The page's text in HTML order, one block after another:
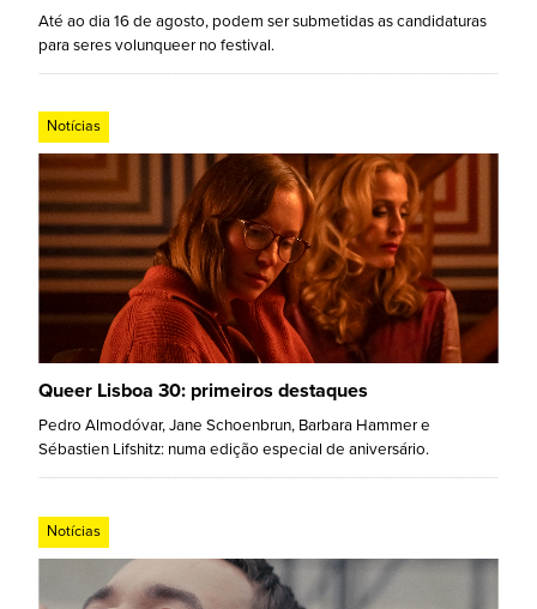
Até ao dia 16 de agosto, podem ser submetidas as candidaturas
para seres volunqueer no festival.
Notícias
Queer Lisboa 30: primeiros destaques
Pedro Almodóvar, Jane Schoenbrun, Barbara Hammer e
Sébastien Lifshitz: numa edição especial de aniversário.
Notícias